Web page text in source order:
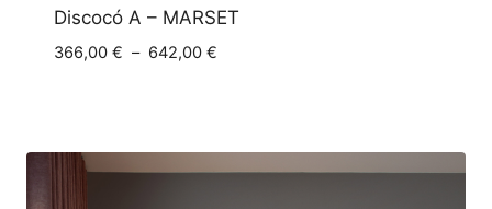
Discocó A – MARSET
366,00 € – 642,00 €Plage
à
642,00 €